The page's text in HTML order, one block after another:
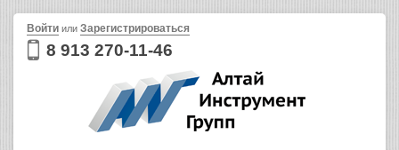
8 913 270-11-46
Войти или Зарегистрироваться